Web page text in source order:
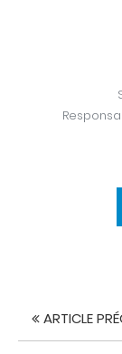
Navigation
ARTICLE